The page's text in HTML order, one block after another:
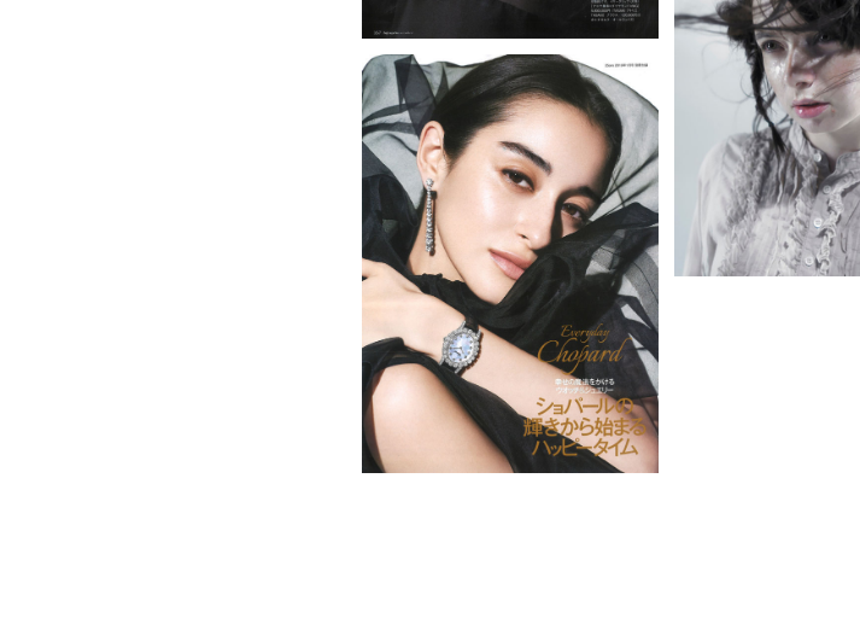
AVEDA / G-STAR / Paphus cucu / TOKYO RIPPER / People Tree etc.